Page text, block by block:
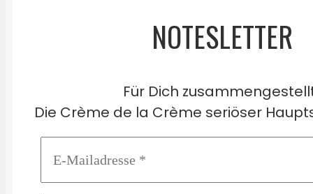
NOTESLETTER
Für Dich
Die Crème de la Crème seriöser